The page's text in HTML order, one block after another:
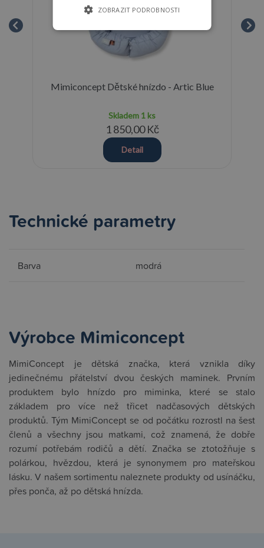
Mimiconcept Dětské hnízdo - Artic Blue
Skladem 1 ks
1 850,00 Kč
Detail
Technické parametry
Barva modrá
Výrobce Mimiconcept
MimiConcept je dětská značka, která vznikla díky
jedinečnému přátelství dvou českých maminek. Prvním
produktem bylo hnízdo pro miminka, které se stalo
základem pro více než třicet nadčasových dětských
produktů. Tým MimiConcept se od počátku rozrostl na šest
členů a všechny jsou matkami, což znamená, že dobře
rozumí potřebám rodičů a dětí. Značka se ztotožňuje s
polárkou, hvězdou, která je synonymem pro mateřskou
lásku. V našem sortimentu naleznete produkty od usínáčku,
přes ponča, až po dětská hnízda.
ZOBRAZIT PODROBNOSTI